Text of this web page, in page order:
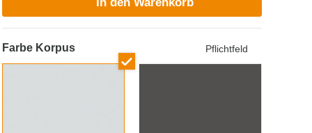
Farbe Korpus Pflichtfeld